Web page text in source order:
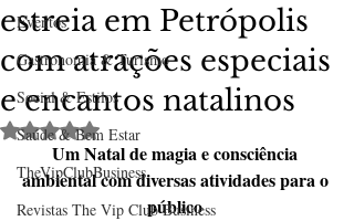
Eventos
Gastronomia & Turismo
Social & Estilos
Saúde & Bem Estar
TheVipClubBusiness
Revistas The Vip Club Business
estreia em Petrópolis
com atrações especiais
e encantos natalinos
Avaliado com NaN de 5 estrelas.
Um Natal de magia e consciência
ambiental com diversas atividades para o
público